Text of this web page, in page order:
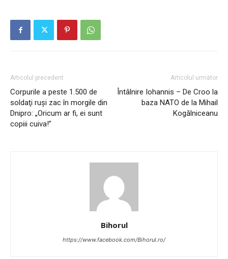
Articolul precedent
Corpurile a peste 1.500 de
soldaţi ruşi zac în morgile din
Dnipro: „Oricum ar fi, ei sunt
copiii cuiva!”
Articolul următor
Întâlnire Iohannis – De Croo la
baza NATO de la Mihail
Kogălniceanu
Bihorul
https://www.facebook.com/Bihorul.ro/